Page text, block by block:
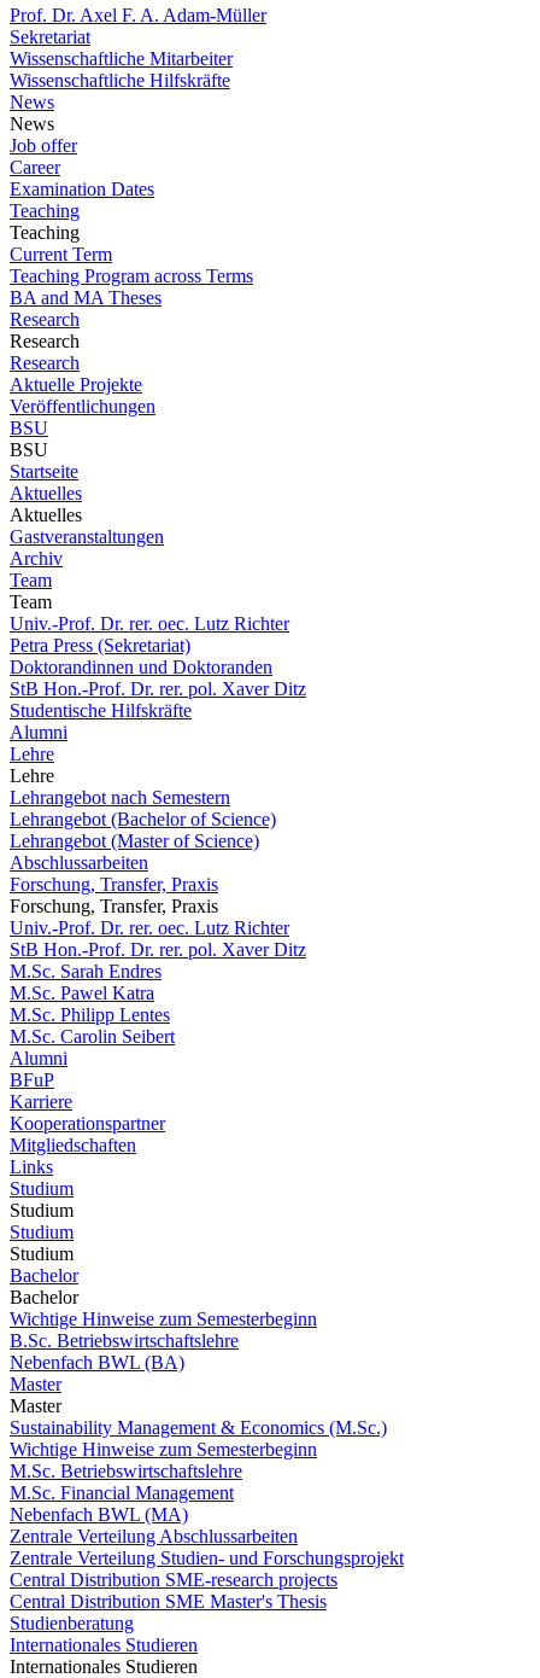
Prof. Dr. Axel F. A. Adam-Müller
Sekretariat
Wissenschaftliche Mitarbeiter
Wissenschaftliche Hilfskräfte
News
News
Job offer
Career
Examination Dates
Teaching
Teaching
Current Term
Teaching Program across Terms
BA and MA Theses
Research
Research
Research
Aktuelle Projekte
Veröffentlichungen
BSU
BSU
Startseite
Aktuelles
Aktuelles
Gastveranstaltungen
Archiv
Team
Team
Univ.-Prof. Dr. rer. oec. Lutz Richter
Petra Press (Sekretariat)
Doktorandinnen und Doktoranden
StB Hon.-Prof. Dr. rer. pol. Xaver Ditz
Studentische Hilfskräfte
Alumni
Lehre
Lehre
Lehrangebot nach Semestern
Lehrangebot (Bachelor of Science)
Lehrangebot (Master of Science)
Abschlussarbeiten
Forschung, Transfer, Praxis
Forschung, Transfer, Praxis
Univ.-Prof. Dr. rer. oec. Lutz Richter
StB Hon.-Prof. Dr. rer. pol. Xaver Ditz
M.Sc. Sarah Endres
M.Sc. Pawel Katra
M.Sc. Philipp Lentes
M.Sc. Carolin Seibert
Alumni
BFuP
Karriere
Kooperationspartner
Mitgliedschaften
Links
Studium
Studium
Studium
Studium
Bachelor
Bachelor
Wichtige Hinweise zum Semesterbeginn
B.Sc. Betriebswirtschaftslehre
Nebenfach BWL (BA)
Master
Master
Sustainability Management & Economics (M.Sc.)
Wichtige Hinweise zum Semesterbeginn
M.Sc. Betriebswirtschaftslehre
M.Sc. Financial Management
Nebenfach BWL (MA)
Zentrale Verteilung Abschlussarbeiten
Zentrale Verteilung Studien- und Forschungsprojekt
Central Distribution SME-research projects
Central Distribution SME Master's Thesis
Studienberatung
Internationales Studieren
Internationales Studieren